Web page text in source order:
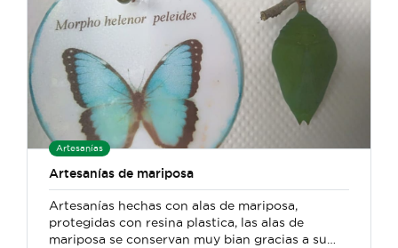
Artesanías
Artesanías de mariposa
Artesanías hechas con alas de mariposa,
protegidas con resina plastica, las alas de
mariposa se conservan muy bian gracias a su